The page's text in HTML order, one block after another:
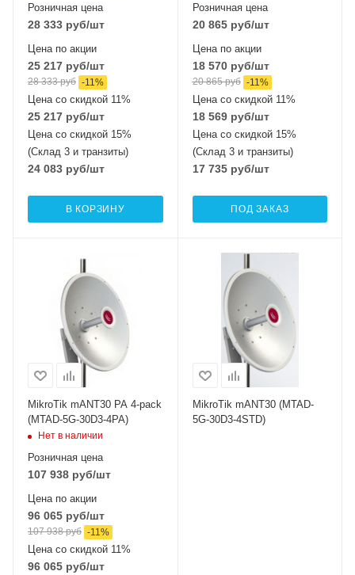
Розничная цена
28 333 руб/шт
Цена по акции
25 217 руб/шт
28 333руб -11 %
Цена со скидкой 11%
25 217 руб/шт
Цена со скидкой 15%
(Склад 3 и транзиты)
24 083 руб/шт
В КОРЗИНУ
Розничная цена
20 865руб/шт
Цена по акции
18 570руб/шт
20 865руб -11 %
Цена со скидкой 11%
18 569руб/шт
Цена со скидкой 15%
(Склад 3 и транзиты)
17 735руб/шт
ПОД ЗАКАЗ
MikroTik mANT30 PA 4-pack
(MTAD-5G-30D3-4PA)
Нет в наличии
Розничная цена
107 938 руб/шт
Цена по акции
96 065 руб/шт
107 938руб -11%
Цена со скидкой 11%
96 065 руб/шт
MikroTik mANT30 (MTAD-
5G-30D3-4STD)